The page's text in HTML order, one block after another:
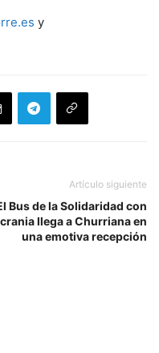
y
Artículo siguiente
Bus de la Solidaridad con
llega a Churriana en
una emotiva recepción